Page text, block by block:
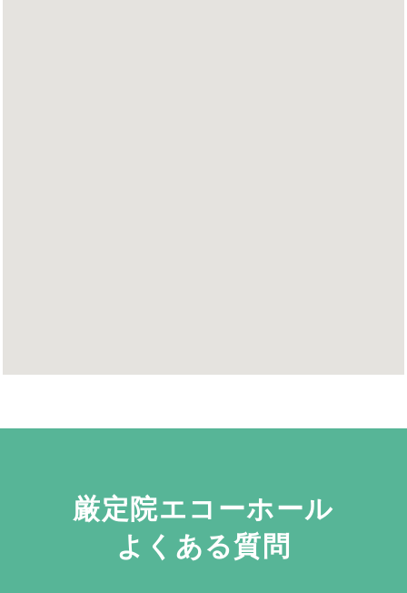
厳定院エコーホール
よくある質問